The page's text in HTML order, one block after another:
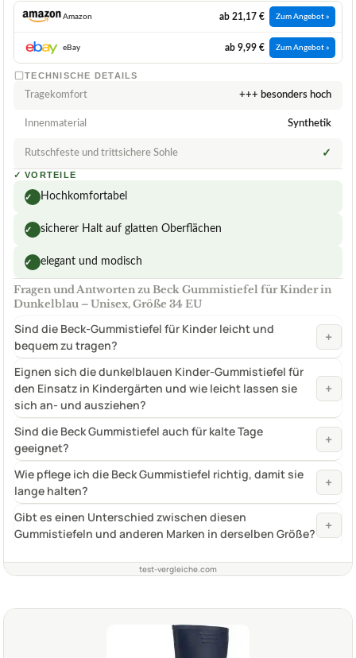
Amazon ab 21,17 € Zum Angebot »
eBay ab 9,99 € Zum Angebot »
TECHNISCHE DETAILS
Tragekomfort +++ besonders hoch
Innenmaterial Synthetik
Rutschfeste und trittsichere Sohle ✓
✓ VORTEILE
✓ Hochkomfortabel
✓ sicherer Halt auf glatten Oberflächen
✓ elegant und modisch
Fragen und Antworten zu Beck Gummistiefel für Kinder in
Dunkelblau – Unisex, Größe 34 EU
Sind die Beck-Gummistiefel für Kinder leicht und
bequem zu tragen?
+
Eignen sich die dunkelblauen Kinder-Gummistiefel für
den Einsatz in Kindergärten und wie leicht lassen sie
sich an- und ausziehen?
+
Sind die Beck Gummistiefel auch für kalte Tage
geeignet?
+
Wie pflege ich die Beck Gummistiefel richtig, damit sie
lange halten?
+
Gibt es einen Unterschied zwischen diesen
Gummistiefeln und anderen Marken in derselben Größe?
+
test-vergleiche.com